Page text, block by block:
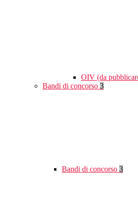
OIV (da
Bandi di concorso 3
Bandi di concorso 3